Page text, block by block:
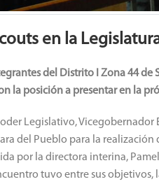
en la
del Distrito I Zona 44
la posición a presentar en la
Legislativo,
del Pueblo para la
por la directora interina,
tuvo entre sus